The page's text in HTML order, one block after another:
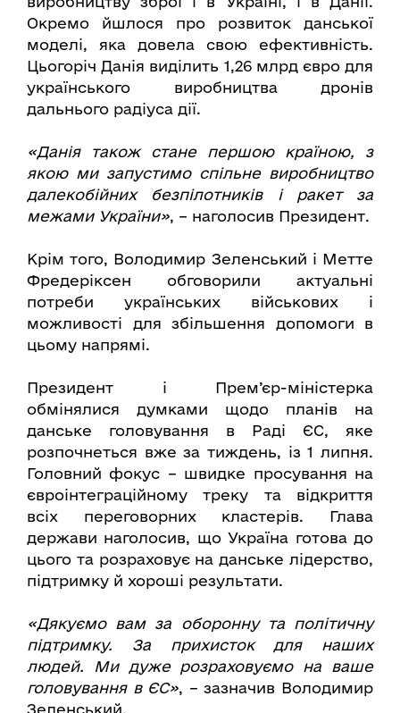
Окремо йшлося про розвиток данської
моделі, яка довела свою ефективність.
Цьогоріч Данія виділить 1,26 млрд євро для
українського виробництва дронів
дальнього радіуса дії.
«Данія також стане першою країною, з
якою ми запустимо спільне виробництво
далекобійних безпілотників і ракет за
межами України», – наголосив Президент.
Крім того, Володимир Зеленський і Метте
Фредеріксен обговорили актуальні
потреби українських військових і
можливості для збільшення допомоги в
цьому напрямі.
Президент і Прем’єр-міністерка
обмінялися думками щодо планів на
данське головування в Раді ЄС, яке
розпочнеться вже за тиждень, із 1 липня.
Головний фокус – швидке просування на
євроінтеграційному треку та відкриття
всіх переговорних кластерів. Глава
держави наголосив, що Україна готова до
цього та розраховує на данське лідерство,
підтримку й хороші результати.
«Дякуємо вам за оборонну та політичну
підтримку. За прихисток для наших
людей. Ми дуже розраховуємо на ваше
головування в ЄС», – зазначив Володимир
Зеленський.